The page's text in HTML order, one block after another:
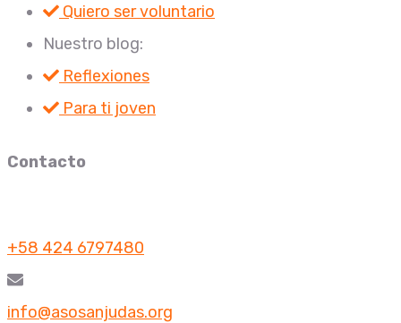
Quiero ser voluntario
Nuestro blog:
Reflexiones
Para ti joven
Contacto
+58 424 6797480
info@asosanjudas.org